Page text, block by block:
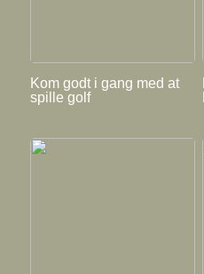
Kom godt i gang med at
spille golf